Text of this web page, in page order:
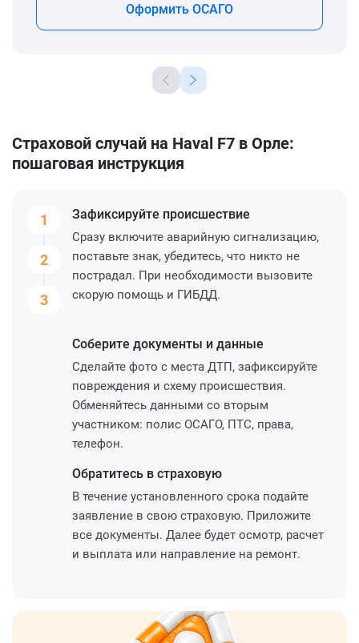
Оформить ОСАГО
Страховой случай на Haval F7 в Орле:
пошаговая инструкция
1
2
3
Зафиксируйте происшествие
Сразу включите аварийную сигнализацию,
поставьте знак, убедитесь, что никто не
пострадал. При необходимости вызовите
скорую помощь и ГИБДД.
Соберите документы и данные
Сделайте фото с места ДТП, зафиксируйте
повреждения и схему происшествия.
Обменяйтесь данными со вторым
участником: полис ОСАГО, ПТС, права,
телефон.
Обратитесь в страховую
В течение установленного срока подайте
заявление в свою страховую. Приложите
все документы. Далее будет осмотр, расчет
и выплата или направление на ремонт.